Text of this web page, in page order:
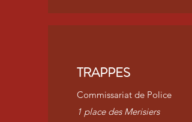
TRAPPES
Commissariat de Police
1 place des Merisiers